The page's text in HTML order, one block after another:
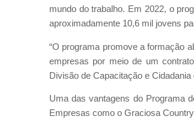
mundo do trabalho. Em 2022, o
aproximadamente 10,6 mil jovens
“O programa promove a formação
empresas por meio de um
Divisão de Capacitação e
Uma das vantagens do Programa
Empresas como o Graciosa